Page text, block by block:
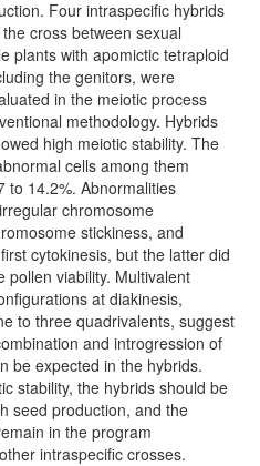
Four intraspecific hybrids
cross between sexual
plants with apomictic tetraploid
the genitors, were
in the meiotic process
methodology. Hybrids
high meiotic stability. The
cells among them
to 14.2%. Abnormalities
chromosome
stickiness, and
cytokinesis, but the latter did
pollen viability. Multivalent
at diakinesis,
to three quadrivalents, suggest
and introgression of
be expected in the hybrids.
stability, the hybrids should be
seed production, and the
in the program
intraspecific crosses.